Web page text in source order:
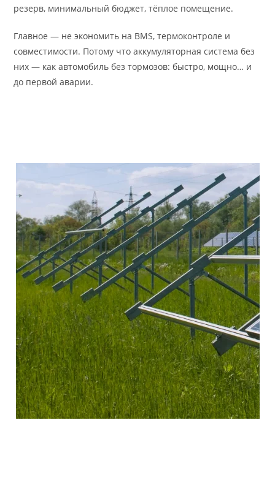
резерв, минимальный бюджет, тёплое помещение.
Главное — не экономить на BMS, термоконтроле и
совместимости. Потому что аккумуляторная система без
них — как автомобиль без тормозов: быстро, мощно… и
до первой аварии.